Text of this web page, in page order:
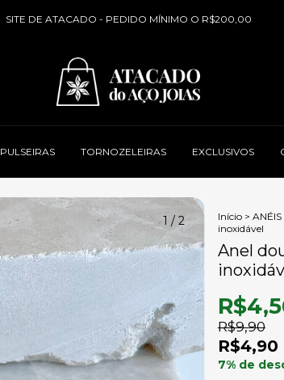
SITE DE ATACADO - PEDIDO MÍNIMO O R$200,00
PULSEIRAS TORNOZELEIRAS EXCLUSIVOS
1 / 2 Início > ANÉIS
inoxidável
Anel
R$9,90
R$4,90
7% de